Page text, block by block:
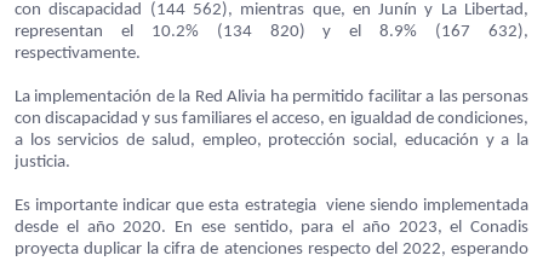
con discapacidad (144 562), mientras que, en Junín y La Libertad,
representan el 10.2% (134 820) y el 8.9% (167 632),
respectivamente.
La implementación de la Red Alivia ha permitido facilitar a las personas
con discapacidad y sus familiares el acceso, en igualdad de condiciones,
a los servicios de salud, empleo, protección social, educación y a la
justicia.
Es importante indicar que esta estrategia viene siendo implementada
desde el año 2020. En ese sentido, para el año 2023, el Conadis
proyecta duplicar la cifra de atenciones respecto del 2022, esperando